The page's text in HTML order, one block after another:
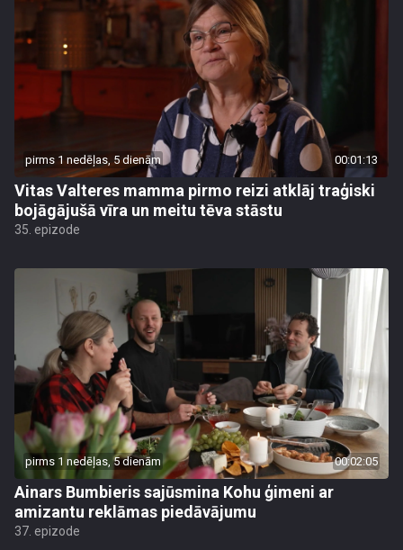
pirms 1 nedēļas, 5 dienām 00:01:13
Vitas Valteres mamma pirmo reizi atklāj traģiski
bojāgājušā vīra un meitu tēva stāstu
35. epizode
pirms 1 nedēļas, 5 dienām 00:02:05
Ainars Bumbieris sajūsmina Kohu ģimeni ar
amizantu reklāmas piedāvājumu
37. epizode